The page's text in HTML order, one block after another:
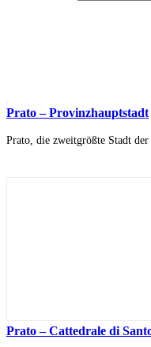
Prato – Provinzhauptstadt
Prato, die zweitgrößte Stadt
Prato – Cattedrale di